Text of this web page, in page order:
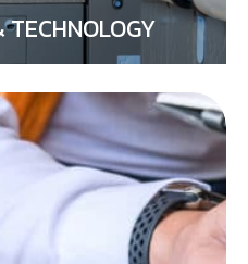
TECHNOLOGY